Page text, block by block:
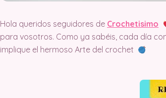
Hola queridos seguidores de Crochetisimo
para vosotros. Como ya sabéis, cada día
implique el hermoso Arte del crochet